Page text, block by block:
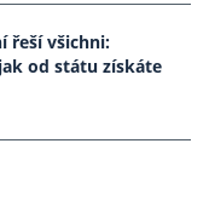
řeší všichni:
od státu získáte